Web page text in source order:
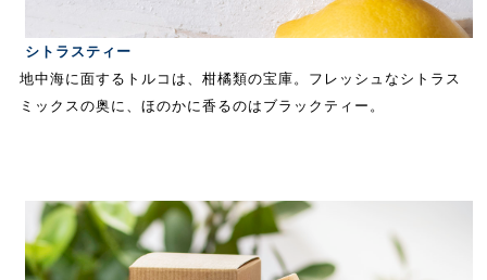
シトラスティー
地中海に面するトルコは、柑橘類の宝庫。フレッシュなシトラス
ミックスの奥に、ほのかに香るのはブラックティー。